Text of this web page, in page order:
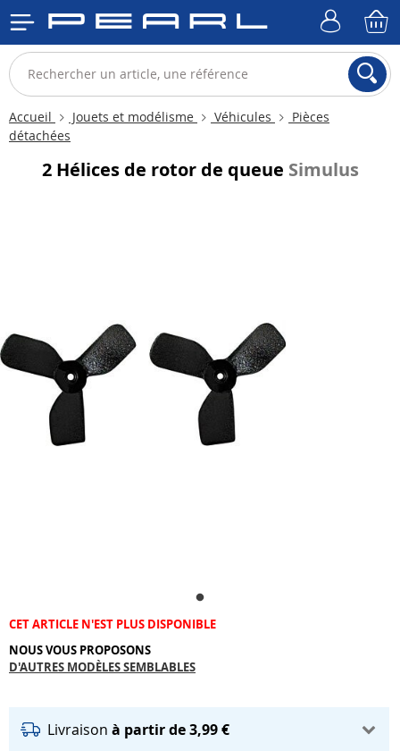
Accueil Jouets et modélisme Véhicules
Pièces
détachées
2 Hélices de rotor de queue Simulus
CET ARTICLE N'EST PLUS DISPONIBLE
NOUS VOUS PROPOSONS
D'AUTRES MODÈLES SEMBLABLES
Livraison à partir de 3,99 €